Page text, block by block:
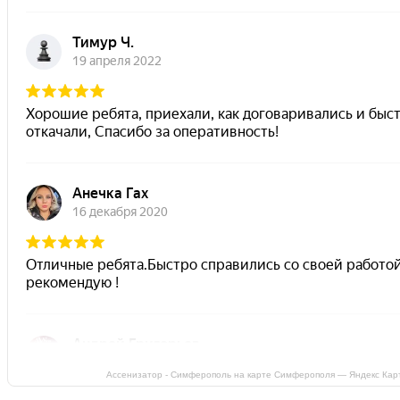
Ассенизатор - Симферополь на карте Симферополя — Яндекс